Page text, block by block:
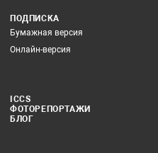
ПОДПИСКА
Бумажная версия
Онлайн-версия
ICCS
ФОТОРЕПОРТАЖИ
БЛОГ